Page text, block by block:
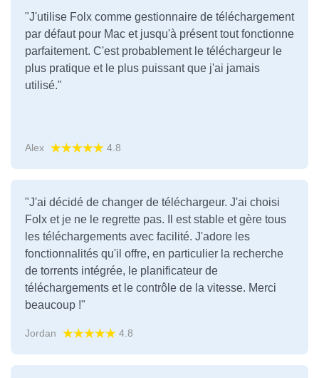
"J'utilise Folx comme gestionnaire de téléchargement
par défaut pour Mac et jusqu'à présent tout fonctionne
parfaitement. C'est probablement le téléchargeur le
plus pratique et le plus puissant que j'ai jamais
utilisé."
Alex 4.8
"J'ai décidé de changer de téléchargeur. J'ai choisi
Folx et je ne le regrette pas. Il est stable et gère tous
les téléchargements avec facilité. J'adore les
fonctionnalités qu'il offre, en particulier la recherche
de torrents intégrée, le planificateur de
téléchargements et le contrôle de la vitesse. Merci
beaucoup !"
Jordan 4.8